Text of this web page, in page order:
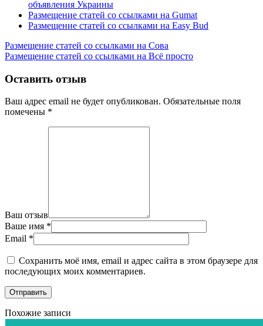
объявления Украины
Размещение статей сo ссылками на Gumat
Размещение статей сo ссылками на Easy Bud
Размещение статей сo ссылками на Сова
Размещение статей сo ссылками на Всё просто
Оставить отзыв
Ваш адрес email не будет опубликован. Обязательные поля
помечены *
Ваш отзыв
Ваше имя *
Email *
Сохранить моё имя, email и адрес сайта в этом браузере для
последующих моих комментариев.
Похожие записи